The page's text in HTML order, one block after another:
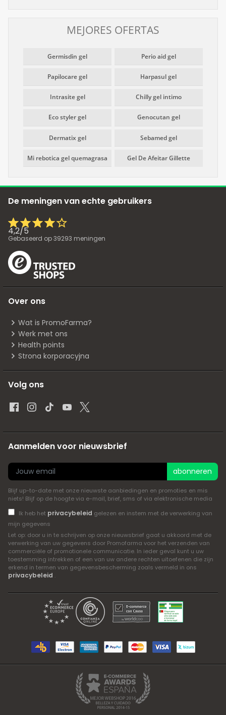
MEJORES OFERTAS
Germisdin gel Perio aid gel
Papilocare gel Harpasul gel
Intrasite gel Chilly gel intimo
Eco styler gel Genocutan gel
Dermatix gel Sebamed gel
Mi rebotica gel quemagrasa Gel De Afeitar Gillette
De meningen van echte gebruikers
4,2/5
Gebaseerd op39293 meningen
Over ons
Wat is PromoFarma?
Werk met ons
Health points
Strona korporacyjna
Volg ons
Aanmelden voor nieuwsbrief
abonneren
Blijf up-to-date met onze nieuwste aanbiedingen en promoties en mis
niets! Blijf op de hoogte via e-mail, brief, sms of via elektronische media
Ik heb het privacybeleid gelezen en instem met de verwerking van
mijn gegevens
Let op: door u in te schrijven op onze nieuwsbrief gaat u akkoord met de
verwerking van uw gegevens door Promofarma voor het verzenden van
commerciële of promotionele communicatie. In ieder geval kunt u uw
toestemming intrekken of een van uw andere rechten uitoefenen die zijn
erkend in termen van gegevensbescherming zoals vermeld in ons
privacybeleid .